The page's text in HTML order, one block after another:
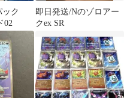
ック
02
即日発送/Nのゾロアー
クex SR